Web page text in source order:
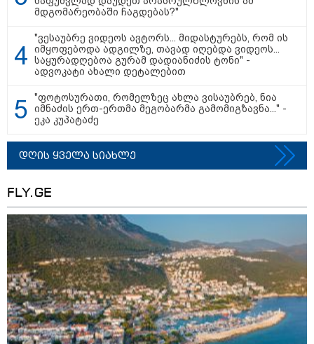
11:13 / 05-08-2026
Hisense წარმოგიდგენთ გზავნილს "ინოვაციები
უკეთესი ცხოვრებისათვის" FIFA-ს 2026 წლის
მსოფლიო ჩემპიონატზე™
მდგომარეობაში ჩაგდებას?"
"ვესაუბრე ვიდეოს ავტორს... მიდასტურებს, რომ ის
იმყოფებოდა ადგილზე, თავად იღებდა ვიდეოს...
საყურადღებოა გურამ დადიანიძის ტონი" -
ადვოკატი ახალი დეტალებით
"ფოტოსურათი, რომელზეც ახლა ვისაუბრებ, ნია
იმნაძის ერთ-ერთმა მეგობარმა გამომიგზავნა..." -
ეკა კუპატაძე
დღის ყველა სიახლე
FLY.GE